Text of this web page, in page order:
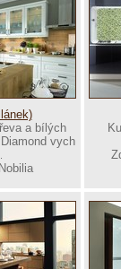
a bílých
vych